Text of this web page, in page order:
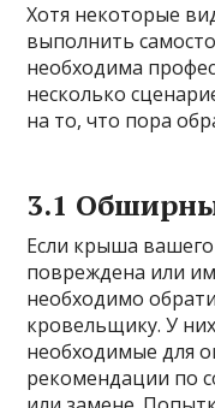
Хотя некоторые
выполнить
необходима
несколько
на то, что пора
3.1
Если крыша
повреждена или
необходимо
кровельщику. У
необходимые для
рекомендации по